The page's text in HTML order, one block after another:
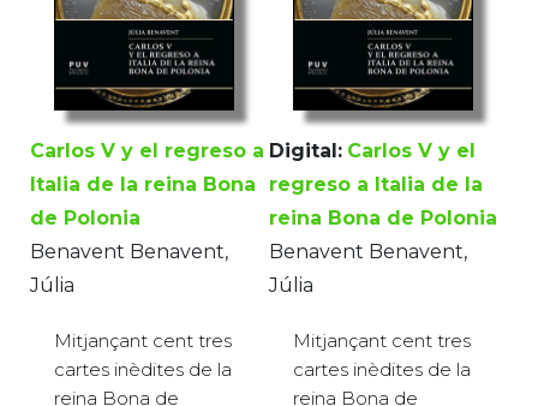
Carlos V y el regreso a
Italia de la reina Bona
de Polonia
Benavent Benavent,
Júlia
Mitjançant cent tres
cartes inèdites de la
reina Bona de
Digital: Carlos V y el
regreso a Italia de la
reina Bona de Polonia
Benavent Benavent,
Júlia
Mitjançant cent tres
cartes inèdites de la
reina Bona de